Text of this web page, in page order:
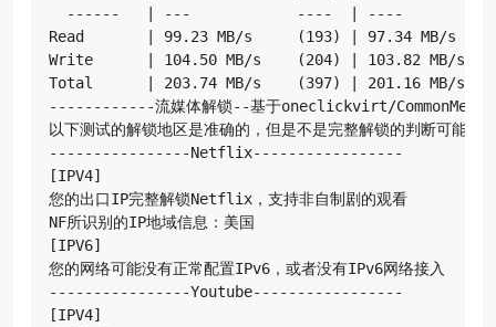
------   | ---            ----  | ----
Read       | 99.23 MB/s     (193) | 97.34 MB/s
Write      | 104.50 MB/s    (204) | 103.82 MB/s
Total      | 203.74 MB/s    (397) | 201.16 MB/s
------------流媒体解锁--基于oneclickvirt/
以下测试的解锁地区是准确的，但是不是完整解锁的判断可能有
----------------Netflix-----------------
[IPV4]
您的出口IP完整解锁Netflix，支持非自制剧的观看
NF所识别的IP地域信息：美国
[IPV6]
您的网络可能没有正常配置IPv6，或者没有IPv6网络接入
----------------Youtube-----------------
[IPV4]